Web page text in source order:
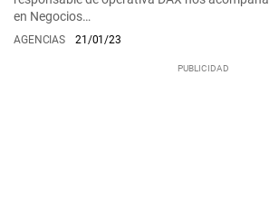
en Negocios…
AGENCIAS 21/01/23